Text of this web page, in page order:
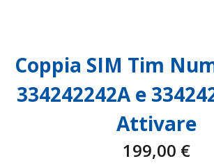
Coppia SIM Tim
334242242A e
Attivare
199,00 €